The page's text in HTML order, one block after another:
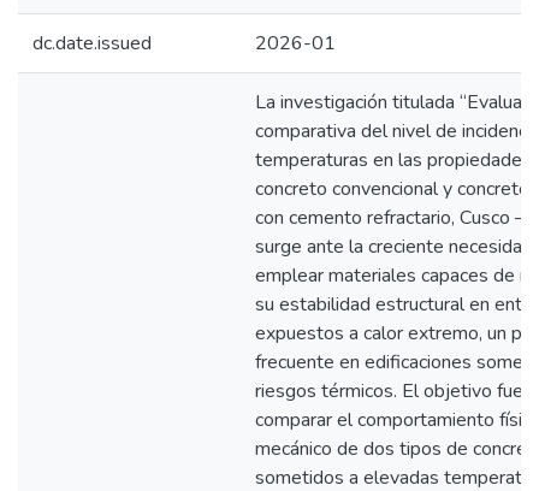
dc.date.issued 2026-01
La investigación titulada
comparativa del nivel de
temperaturas en las propiedades
concreto convencional y concreto
con cemento refractario, Cusco –
surge ante la creciente necesidad
emplear materiales capaces de
su estabilidad estructural en
expuestos a calor extremo, un
frecuente en edificaciones
riesgos térmicos. El objetivo fue
comparar el comportamiento
mecánico de dos tipos de
sometidos a elevadas